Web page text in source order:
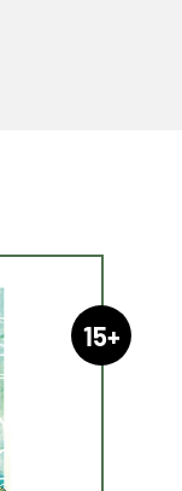
15+